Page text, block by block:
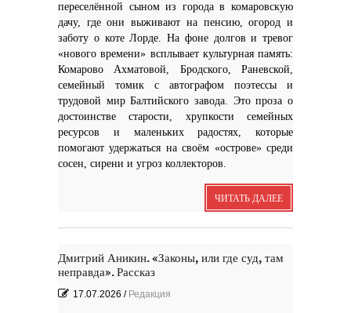
переселённой сыном из города в комаровскую
дачу, где они выживают на пенсию, огород и
заботу о коте Лорде. На фоне долгов и тревог
«нового времени» всплывает культурная память:
Комарово Ахматовой, Бродского, Раневской,
семейный томик с автографом поэтессы и
трудовой мир Балтийского завода. Это проза о
достоинстве старости, хрупкости семейных
ресурсов и маленьких радостях, которые
помогают удержаться на своём «острове» среди
сосен, сирени и угроз коллекторов.
ЧИТАТЬ ДАЛЕЕ
Дмитрий Аникин. «Законы, или где суд, там
неправда». Рассказ
17.07.2026 / Редакция